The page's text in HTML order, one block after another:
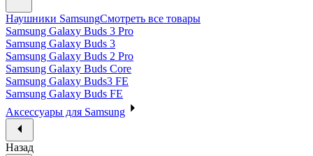
Наушники SamsungСмотреть все товары
Samsung Galaxy Buds 3 Pro
Samsung Galaxy Buds 3
Samsung Galaxy Buds 2 Pro
Samsung Galaxy Buds Core
Samsung Galaxy Buds3 FE
Samsung Galaxy Buds FE
Аксессуары для Samsung
Назад